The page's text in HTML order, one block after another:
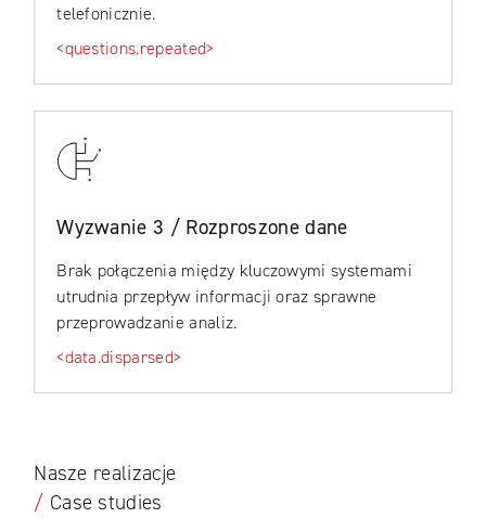
telefonicznie.
<questions.repeated>
Wyzwanie 3 / Rozproszone dane
Brak połączenia między kluczowymi systemami
utrudnia przepływ informacji oraz sprawne
przeprowadzanie analiz.
<data.disparsed>
Nasze realizacje
/ Case studies